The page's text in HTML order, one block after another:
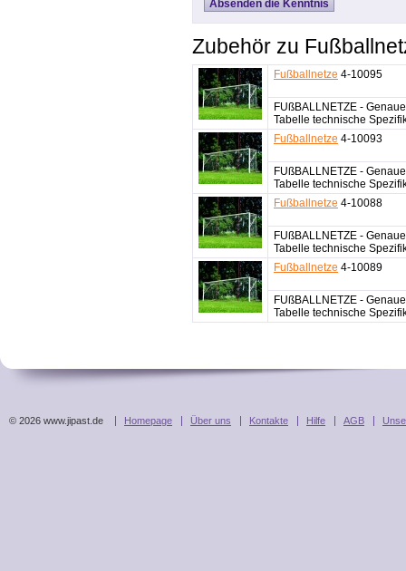
Zubehör zu
Fußballnetze 4-10095
FUßBALLNETZE -
Tabelle technische
Fußballnetze 4-10093
FUßBALLNETZE -
Tabelle technische
Fußballnetze 4-10088
FUßBALLNETZE -
Tabelle technische
Fußballnetze 4-10089
FUßBALLNETZE -
Tabelle technische
Homepage Über uns Kontakte Hilfe AGB
© 2026 www.jipast.de